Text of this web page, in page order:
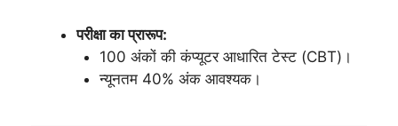
परीक्षा का प्रारूप:
100 अंकों की कंप्यूटर आधारित टेस्ट (CBT)।
न्यूनतम 40% अंक आवश्यक।